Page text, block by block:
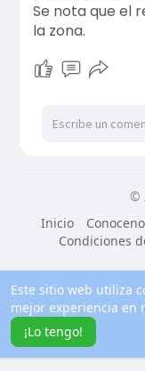
Este sitio web utiliza
mejor experiencia en
¡Lo tengo!
Se nota que el
la zona.
©
Inicio
Condiciones